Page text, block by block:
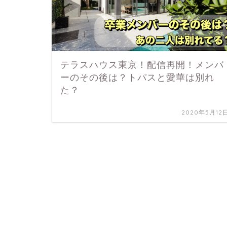
テラスハウス東京！配信再開！メンバ
ーのその後は？トパスと愛華は別れ
た？
2020年5月12